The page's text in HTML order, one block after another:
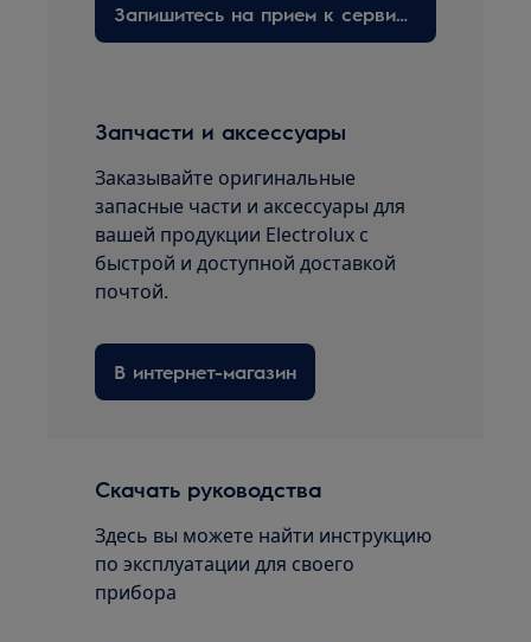
Запишитесь на прием к сервисному технику здесь
Запчасти и аксессуары
Заказывайте оригинальные
запасные части и аксессуары для
вашей продукции Electrolux с
быстрой и доступной доставкой
почтой.
В интернет-магазин
Скачать руководства
Здесь вы можете найти инструкцию
по эксплуатации для своего
прибора